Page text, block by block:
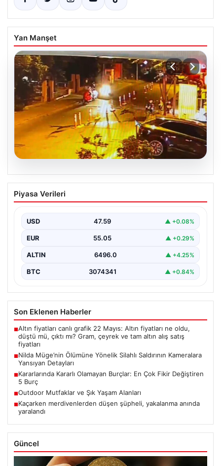
Yan Manşet
05.08.2026
Nilda Müge’nin Ölümüne Yönelik Silahlı
Saldırının Kameralara Yansıyan
İstanbul’un Şişli ilçesinde yaşanan korkutucu olayda,
ilaçları…
Piyasa Verileri
USD 47.59 ▲ +0.08%
EUR 55.05 ▲ +0.29%
ALTIN 6496.0 ▲ +4.25%
BTC 3074341 ▲ +0.84%
Son Eklenen Haberler
■Altın fiyatları canlı grafik 22 Mayıs: Altın fiyatları ne oldu,
düştü mü, çıktı mı? Gram, çeyrek ve tam altın alış satış
fiyatları
■Nilda Müge’nin Ölümüne Yönelik Silahlı Saldırının Kameralara
Yansıyan Detayları
■Kararlarında Kararlı Olamayan Burçlar: En Çok Fikir Değiştiren
5 Burç
■Outdoor Mutfaklar ve Şık Yaşam Alanları
■Kaçarken merdivenlerden düşen şüpheli, yakalanma anında
yaralandı
Güncel